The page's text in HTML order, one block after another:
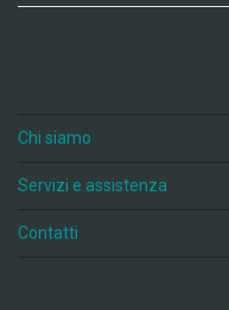
Chi siamo
Servizi e assistenza
Contatti